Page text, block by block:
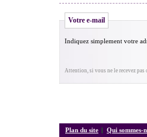
Votre e-mail
Indiquez simplement votre
Attention, si vous ne le recevez
Plan du site | Qui sommes-